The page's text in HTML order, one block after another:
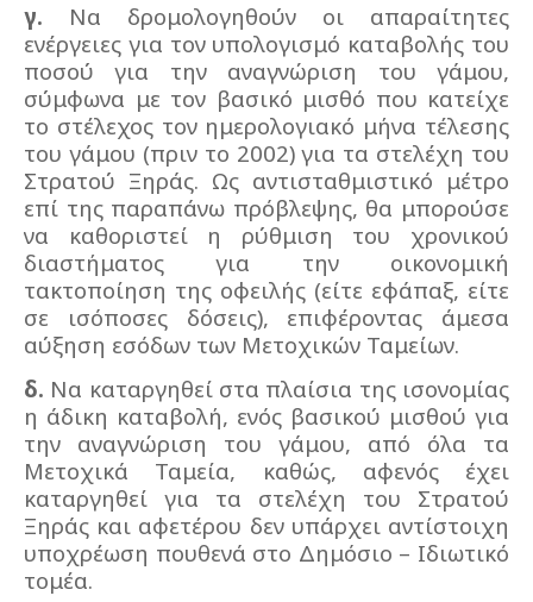
γ. Να δρομολογηθούν οι απαραίτητες
ενέργειες για τον υπολογισμό καταβολής του
ποσούγια την αναγνώριση του γάμου,
σύμφωνα με τον βασικό μισθό που κατείχε
το στέλεχος τον ημερολογιακό μήνα τέλεσης
του γάμου (πριν το 2002) για τα στελέχη του
Στρατού Ξηράς. Ως αντισταθμιστικό μέτρο
επί της παραπάνω πρόβλεψης, θα μπορούσε
να καθοριστεί η ρύθμιση του χρονικού
διαστήματος για την οικονομική
τακτοποίηση της οφειλής (είτε εφάπαξ, είτε
σε ισόποσες δόσεις), επιφέροντας άμεσα
αύξηση εσόδων των Μετοχικών Ταμείων.
δ. Να καταργηθεί στα πλαίσια της ισονομίας
η άδικη καταβολή, ενός βασικού μισθού για
την αναγνώριση του γάμου, από όλα τα
Μετοχικά Ταμεία, καθώς, αφενός έχει
καταργηθεί για τα στελέχη του Στρατού
Ξηράς και αφετέρου δεν υπάρχει αντίστοιχη
υποχρέωση πουθενά στο Δημόσιο – Ιδιωτικό
τομέα.